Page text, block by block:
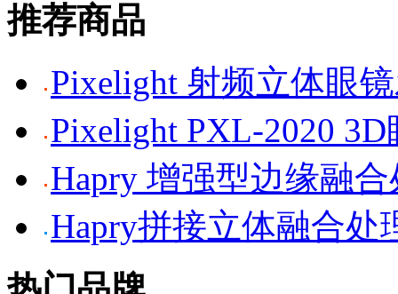
推荐商品
Pixelight 射频立体眼
Pixelight PXL-2020 3D
Hapry 增强型边缘融
Hapry拼接立体融合处